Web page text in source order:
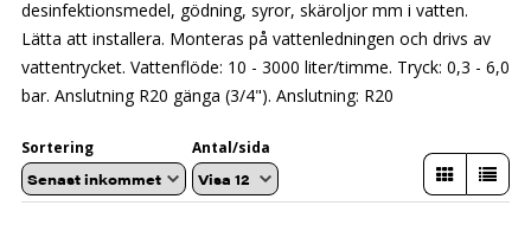
desinfektionsmedel, gödning, syror, skäroljor mm i vatten.
Lätta att installera. Monteras på vattenledningen och drivs av
vattentrycket. Vattenflöde: 10 - 3000 liter/timme. Tryck: 0,3 - 6,0
bar. Anslutning R20 gänga (3/4"). Anslutning: R20
Sortering Antal/sida